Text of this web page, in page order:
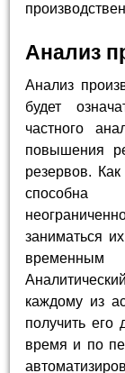
Анализ
Анализ
будет
частного
повышения
резервов.
способна
заниматься
каждому из
получить его
время и по